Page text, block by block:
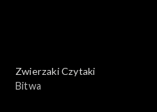
Zwierzaki Czytaki
Bitwa